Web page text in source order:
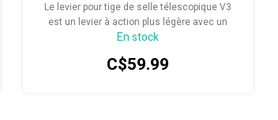
Le levier pour tige de selle télescopique V3
est un levier à action plus légère avec un
repose-pouce en caoutchouc remplaçable et
En stock
C$59.99